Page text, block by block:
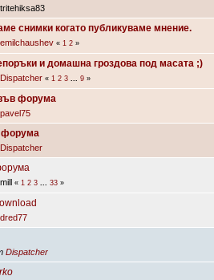
снимки когато публикуваме мнение.
emilchaushev « 1 2»
и домашна гроздова под масата ;)
Dispatcher « 1 2 3 9»
форума
pavel75
форума
Dispatcher
« 1 2 3 33»
dred77
Dispatcher